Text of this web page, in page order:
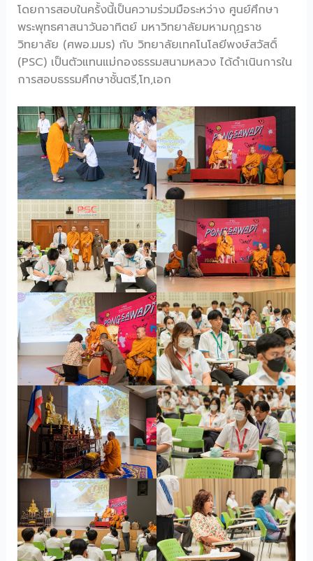
โดยการสอบในครั้งนี้เป็นความร่วมมือระหว่าง ศูนย์ศึกษา
พระพุทธศาสนาวันอาทิตย์​ มหาวิทยาลัยมหามกุฏราช
วิทยาลัย​ (ศพอ.มมร​) กับ​ วิทยาลัยเทคโนโลยีพงษ์สวัสดิ์​
(PSC)​ เป็นตัวแทนแม่กองธรรมสนามหลวง​ ได้ดำเนินการใน
การสอบธรรมศึกษาชั้น​ตรี,โท,เอก